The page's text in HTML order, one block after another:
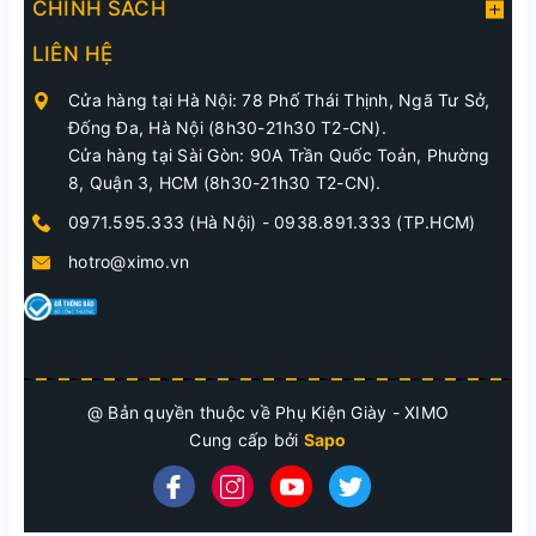
CHÍNH SÁCH
LIÊN HỆ
Cửa hàng tại Hà Nội: 78 Phố Thái Thịnh, Ngã Tư Sở,
Đống Đa, Hà Nội (8h30-21h30 T2-CN).
Cửa hàng tại Sài Gòn: 90A Trần Quốc Toản, Phường
8, Quận 3, HCM (8h30-21h30 T2-CN).
0971.595.333 (Hà Nội) - 0938.891.333 (TP.HCM)
hotro@ximo.vn
@ Bản quyền thuộc về Phụ Kiện Giày - XIMO
Cung cấp bởi Sapo